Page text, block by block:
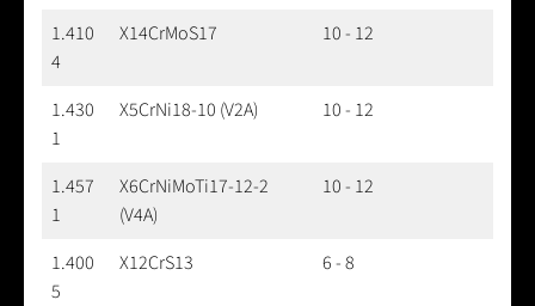
1.410
4
X14CrMoS17 10 - 12
1.430
1
X5CrNi18-10 (V2A) 10 - 12
1.457
1
X6CrNiMoTi17-12-2
(V4A)
10 - 12
1.400
5
X12CrS13 6 - 8